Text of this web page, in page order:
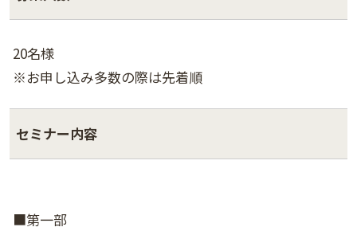
20名様
※お申し込み多数の際は先着順
セミナー内容
■第一部